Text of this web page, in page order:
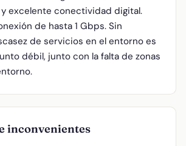
excelente conectividad digital.
de hasta 1 Gbps. Sin
de servicios en el entorno es
débil, junto con la falta de zonas
inconvenientes